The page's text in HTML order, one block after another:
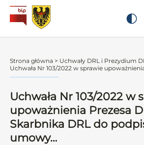
Strona główna > Uchwały DRL i Prezydium
Uchwała Nr 103/2022 w sprawie
Uchwała Nr 103/2022 w
upoważnienia Prezesa
Skarbnika DRL do
umowy…